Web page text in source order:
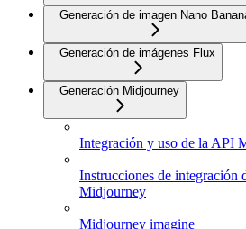
Generación de imagen Nano
Generación de imágenes Flux
Generación Midjourney
Integración y uso de la API
Instrucciones de integración
Midjourney
Midjourney imagine